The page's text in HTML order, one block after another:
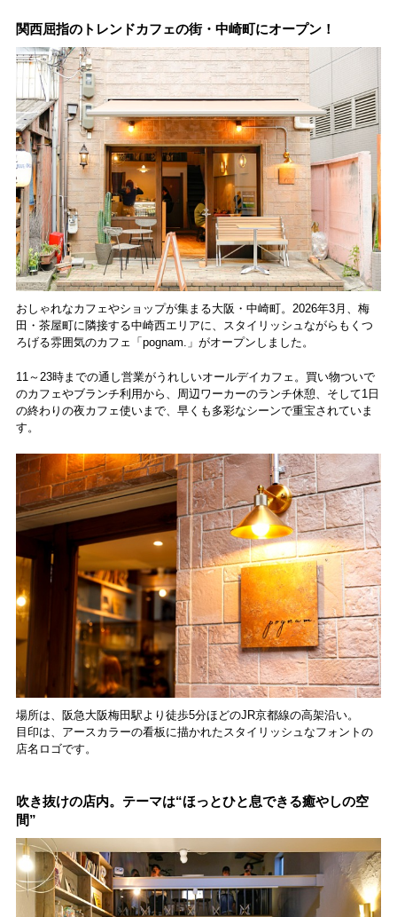
JIMOTO
森・群馬・沖縄で始
動。6種類を飲んで実
食レポート
ツトレンドVol.105】 るカフェ、優雅なホテ
関西屈指のトレンドカフェの街・中崎町にオープン！
おしゃれなカフェやショップが集まる大阪・中崎町。2026年3月、梅
田・茶屋町に隣接する中崎西エリアに、スタイリッシュながらもくつ
ろげる雰囲気のカフェ「pognam.」がオープンしました。
11～23時までの通し営業がうれしいオールデイカフェ。買い物ついで
のカフェやブランチ利用から、周辺ワーカーのランチ休憩、そして1日
の終わりの夜カフェ使いまで、早くも多彩なシーンで重宝されていま
す。
場所は、阪急大阪梅田駅より徒歩5分ほどのJR京都線の高架沿い。
目印は、アースカラーの看板に描かれたスタイリッシュなフォントの
店名ロゴです。
吹き抜けの店内。テーマは“ほっとひと息できる癒やしの空
間”